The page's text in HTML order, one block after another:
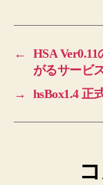
←
HSA
がるサービ
→
hsBox1.4 正